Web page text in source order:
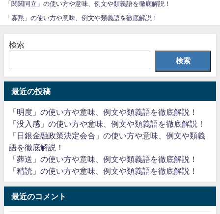
「関関同立」の使い方や意味、例文や類義語を徹底解説！
「寡黙」の使い方や意味、例文や類義語を徹底解説！
検索
検索
最近の投稿
「明度」の使い方や意味、例文や類義語を徹底解説！
「没入感」の使い方や意味、例文や類義語を徹底解説！
「日銀金融政策決定会合」の使い方や意味、例文や類義
語を徹底解説！
「葬送」の使い方や意味、例文や類義語を徹底解説！
「精読」の使い方や意味、例文や類義語を徹底解説！
最近のコメント